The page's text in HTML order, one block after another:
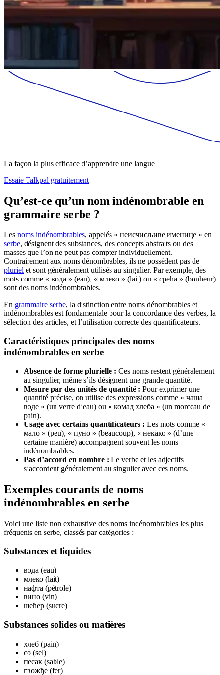
La façon la plus efficace d’apprendre une langue
Essaie Talkpal gratuitement
Qu’est-ce qu’un nom indénombrable en
grammaire serbe ?
Les noms indénombrables, appelés « неисчисљиве именице » en
serbe, désignent des substances, des concepts abstraits ou des
masses que l’on ne peut pas compter individuellement.
Contrairement aux noms dénombrables, ils ne possèdent pas de
pluriel et sont généralement utilisés au singulier. Par exemple, des
mots comme « вода » (eau), « млеко » (lait) ou « срећа » (bonheur)
sont des noms indénombrables.
En grammaire serbe, la distinction entre noms dénombrables et
indénombrables est fondamentale pour la concordance des verbes, la
sélection des articles, et l’utilisation correcte des quantificateurs.
Caractéristiques principales des noms
indénombrables en serbe
Absence de forme plurielle : Ces noms restent généralement
au singulier, même s’ils désignent une grande quantité.
Mesure par des unités de quantité : Pour exprimer une
quantité précise, on utilise des expressions comme « чаша
воде » (un verre d’eau) ou « комад хлеба » (un morceau de
pain).
Usage avec certains quantificateurs : Les mots comme «
мало » (peu), « пуно » (beaucoup), « некако » (d’une
certaine manière) accompagnent souvent les noms
indénombrables.
Pas d’accord en nombre : Le verbe et les adjectifs
s’accordent généralement au singulier avec ces noms.
Exemples courants de noms
indénombrables en serbe
Voici une liste non exhaustive des noms indénombrables les plus
fréquents en serbe, classés par catégories :
Substances et liquides
вода (eau)
млеко (lait)
нафта (pétrole)
вино (vin)
шећер (sucre)
Substances solides ou matières
хлеб (pain)
со (sel)
песак (sable)
гвожђе (fer)